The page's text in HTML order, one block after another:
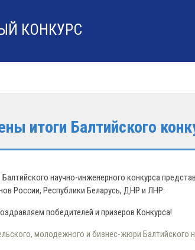
КОНКУРС
итоги Балтийского
научно-инженерного конкурса
России, Республики Беларусь, ДНР и ЛНР.
победителей и призеров Конкурса!
молодежного и бизнес-жюри Балтийского